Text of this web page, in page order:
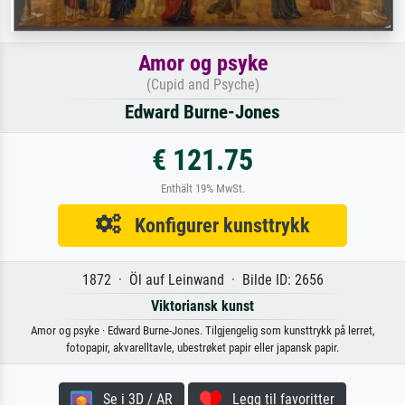
Amor og psyke
(Cupid and Psyche)
Edward Burne-Jones
€ 121.75
Enthält 19% MwSt.
Konfigurer kunsttrykk
1872 · Öl auf Leinwand · Bilde ID: 2656
Viktoriansk kunst
Amor og psyke · Edward Burne-Jones. Tilgjengelig som kunsttrykk på lerret,
fotopapir, akvarelltavle, ubestrøket papir eller japansk papir.
Se i 3D / AR Legg til favoritter